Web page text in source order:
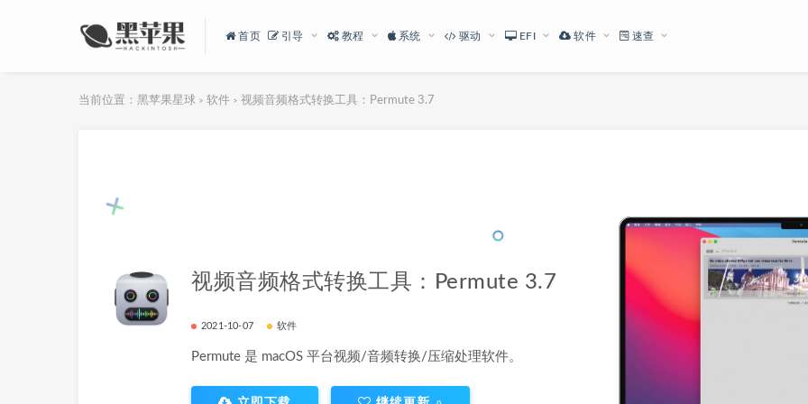
首页 引导 教程 系统 驱动 EFI 软件 速查
当前位置： 黑苹果星球 > 软件 > 视频音频格式转换工具：Permute 3.7
视频音频格式转换工具：Permute 3.7
2021-10-07 软件
Permute 是 macOS 平台视频/音频转换/压缩处理软件。